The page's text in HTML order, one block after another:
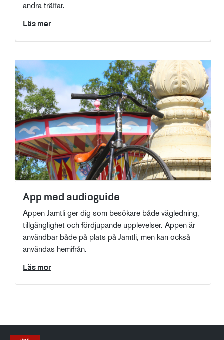
andra träffar.
Läs mer
App med audioguide
Appen Jamtli ger dig som besökare både vägledning,
tillgänglighet och fördjupande upplevelser. Appen är
användbar både på plats på Jamtli, men kan också
användas hemifrån.
Läs mer